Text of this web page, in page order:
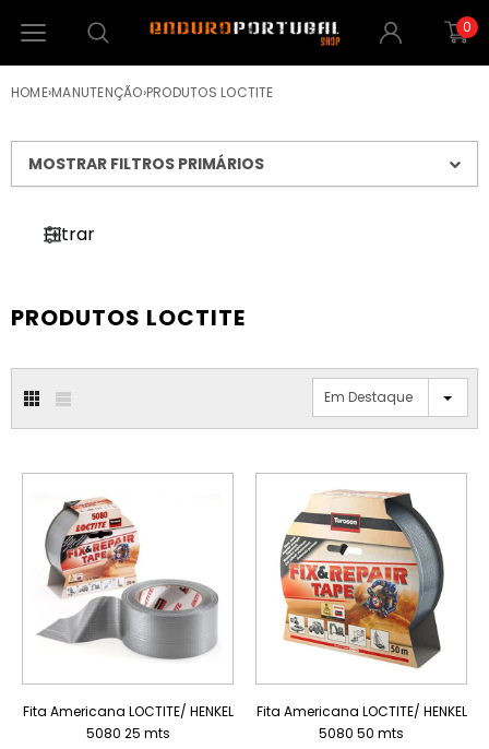
0
HOME›MANUTENÇÃO›PRODUTOS LOCTITE
MOSTRAR FILTROS PRIMÁRIOS
Filtrar
PRODUTOS LOCTITE
Em Destaque
Fita Americana LOCTITE/ HENKEL
5080 25 mts
Fita Americana LOCTITE/ HENKEL
5080 50 mts